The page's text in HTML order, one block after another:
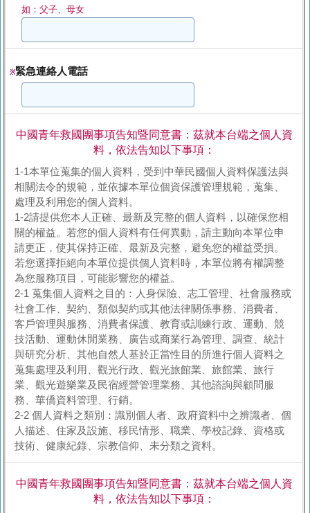
如：父子、母女
※緊急連絡人電話
中國青年救國團事項告知暨同意書：茲就本台端之個人資
料，依法告知以下事項：
1-1本單位蒐集的個人資料，受到中華民國個人資料保護法與
相關法令的規範，並依據本單位個資保護管理規範，蒐集、
處理及利用您的個人資料。
1-2請提供您本人正確、最新及完整的個人資料，以確保您相
關的權益。若您的個人資料有任何異動，請主動向本單位申
請更正，使其保持正確、最新及完整，避免您的權益受損。
若您選擇拒絕向本單位提供個人資料時，本單位將有權調整
為您服務項目，可能影響您的權益。
2-1 蒐集個人資料之目的：人身保險、志工管理、社會服務或
社會工作、契約、類似契約或其他法律關係事務、消費者、
客戶管理與服務、消費者保護、教育或訓練行政、運動、競
技活動、運動休閒業務、廣告或商業行為管理、調查、統計
與研究分析、其他自然人基於正當性目的所進行個人資料之
蒐集處理及利用、觀光行政、觀光旅館業、旅館業、旅行
業、觀光遊樂業及民宿經營管理業務、其他諮詢與顧問服
務、華僑資料管理、行銷。
2-2 個人資料之類別：識別個人者、政府資料中之辨識者、個
人描述、住家及設施、移民情形、職業、學校記錄、資格或
技術、健康紀錄、宗教信仰、未分類之資料。
中國青年救國團事項告知暨同意書：茲就本台端之個人資
料，依法告知以下事項：